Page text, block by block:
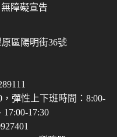
無障礙宣告
區陽明街36號
，彈性上下班時間：8:00-
17:00-17:30